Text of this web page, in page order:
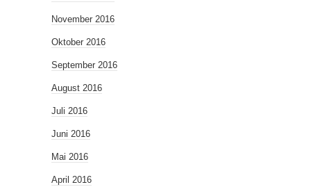
November 2016
Oktober 2016
September 2016
August 2016
Juli 2016
Juni 2016
Mai 2016
April 2016